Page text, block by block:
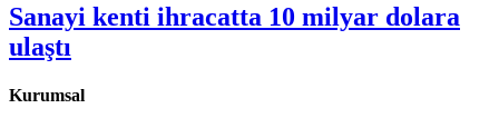
Sanayi kenti ihracatta 10 milyar dolara
ulaştı
Kurumsal